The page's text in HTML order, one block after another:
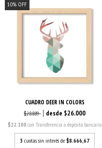
10% OFF
CUADRO DEER IN COLORS
$28.889 $26.000
$22.100con Transferencia o depósito bancario
3 cuotas sin interés de$8.666,67